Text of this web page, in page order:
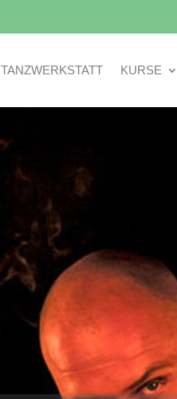
TANZWERKSTATT KURSE